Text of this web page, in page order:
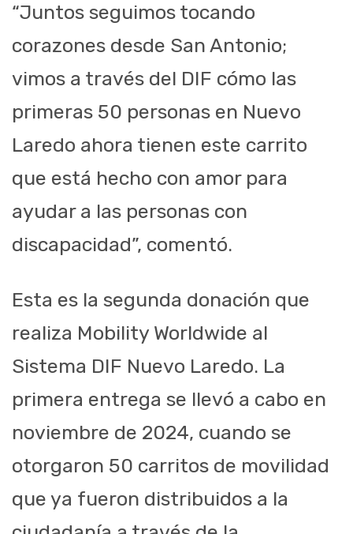
“Juntos seguimos tocando
corazones desde San Antonio;
vimos a través del DIF cómo las
primeras 50 personas en Nuevo
Laredo ahora tienen este carrito
que está hecho con amor para
ayudar a las personas con
discapacidad”, comentó.
Esta es la segunda donación que
realiza Mobility Worldwide al
Sistema DIF Nuevo Laredo. La
primera entrega se llevó a cabo en
noviembre de 2024, cuando se
otorgaron 50 carritos de movilidad
que ya fueron distribuidos a la